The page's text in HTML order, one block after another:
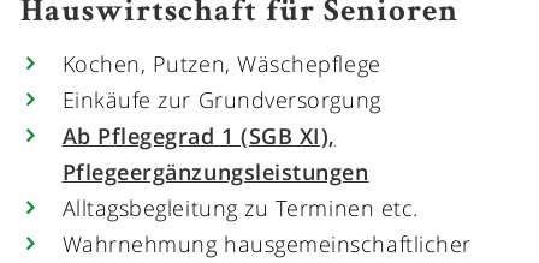
Hauswirtschaft für Senioren
Kochen, Putzen, Wäschepflege
Einkäufe zur Grundversorgung
Ab Pflegegrad 1 (SGB XI),
Pflegeergänzungsleistungen
Alltagsbegleitung zu Terminen etc.
Wahrnehmung hausgemeinschaftlicher